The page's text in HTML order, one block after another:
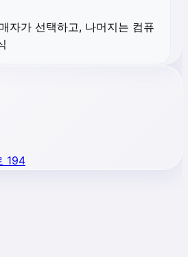
자가 선택하고, 나머지는 컴퓨
194